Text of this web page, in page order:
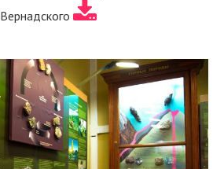
Вернадского